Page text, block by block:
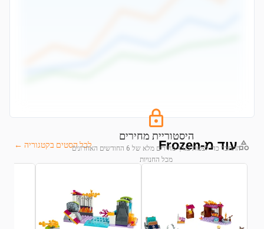
היסטוריית מחירים
התחבר כדי לצפות בגרף מחירים מלא של 6 החודשים האחרונים
מכל החנויות
עוד מ-Frozen לכל הסטים בקטגוריה ←